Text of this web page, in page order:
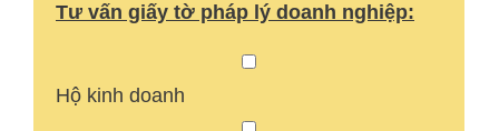
Tư vấn giấy tờ pháp lý doanh nghiệp:
Hộ kinh doanh